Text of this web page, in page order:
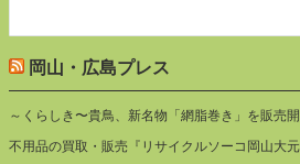
岡山・広島プレス
～くらしき〜貴鳥、新名物「網脂巻き」を販売
不用品の買取・販売『リサイクルソーコ岡山大元